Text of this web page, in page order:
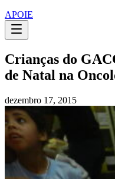
APOIE
Crianças do
de Natal na
dezembro 17, 2015